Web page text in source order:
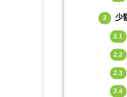
2 少
2.1
2.2
2.3
2.4